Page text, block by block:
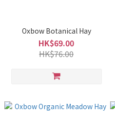
Oxbow Botanical Hay
HK$69.00
HK$76.00